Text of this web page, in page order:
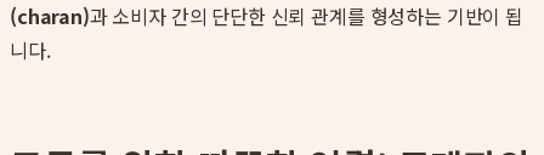
(charan)과 소비자 간의 단단한 신뢰 관계를 형성하는 기반이 됩
니다.